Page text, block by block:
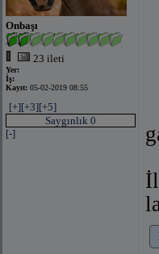
Onbaşı
23 ileti
Yer:
İş:
Kayıt: 05-02-2019 08:55
[+][+3][+5]
Saygınlık 0
[-]